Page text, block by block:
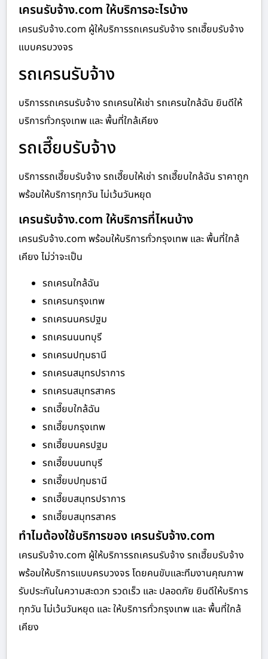
เครนรับจ้าง.com ให้บริการอะไรบ้าง
เครนรับจ้าง.com ผู้ให้บริการรถเครนรับจ้าง รถเฮี๊ยบรับจ้าง
แบบครบวงจร
รถเครนรับจ้าง
บริการรถเครนรับจ้าง รถเครนให้เช่า รถเครนใกล้ฉัน ยินดีให้
บริการทั่วกรุงเทพ และ พื้นที่ใกล้เคียง
รถเฮี๊ยบรับจ้าง
บริการรถเฮี๊ยบรับจ้าง รถเฮี๊ยบให้เช่า รถเฮี๊ยบใกล้ฉัน ราคาถูก
พร้อมให้บริการทุกวัน ไม่เว้นวันหยุด
เครนรับจ้าง.com ให้บริการที่ไหนบ้าง
เครนรับจ้าง.com พร้อมให้บริการทั่วกรุงเทพ และ พื้นที่ใกล้
เคียง ไม่ว่าจะเป็น
รถเครนใกล้ฉัน
รถเครนกรุงเทพ
รถเครนนครปฐม
รถเครนนนทบุรี
รถเครนปทุมธานี
รถเครนสมุทรปราการ
รถเครนสมุทรสาคร
รถเฮี๊ยบใกล้ฉัน
รถเฮี๊ยบกรุงเทพ
รถเฮี๊ยบนครปฐม
รถเฮี๊ยบนนทบุรี
รถเฮี๊ยบปทุมธานี
รถเฮี๊ยบสมุทรปราการ
รถเฮี๊ยบสมุทรสาคร
ทำไมต้องใช้บริการของ เครนรับจ้าง.com
เครนรับจ้าง.com ผู้ให้บริการรถเครนรับจ้าง รถเฮี๊ยบรับจ้าง
พร้อมให้บริการแบบครบวงจร โดยคนขับและทีมงานคุณภาพ
รับประกันในความสะดวก รวดเร็ว และ ปลอดภัย ยินดีให้บริการ
ทุกวัน ไม่เว้นวันหยุด และ ให้บริการทั่วกรุงเทพ และ พื้นที่ใกล้
เคียง